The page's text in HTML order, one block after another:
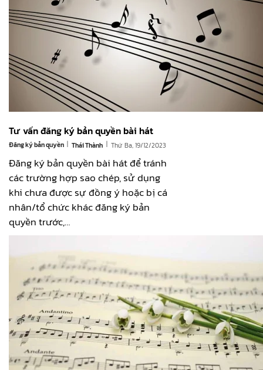
Tư vấn đăng ký bản quyền bài hát
Đăng ký bản quyền | Thái Thành | Thứ Ba, 19/12/2023
Đăng ký bản quyền bài hát để tránh
các trường hợp sao chép, sử dụng
khi chưa được sự đồng ý hoặc bị cá
nhân/tổ chức khác đăng ký bản
quyền trước,…